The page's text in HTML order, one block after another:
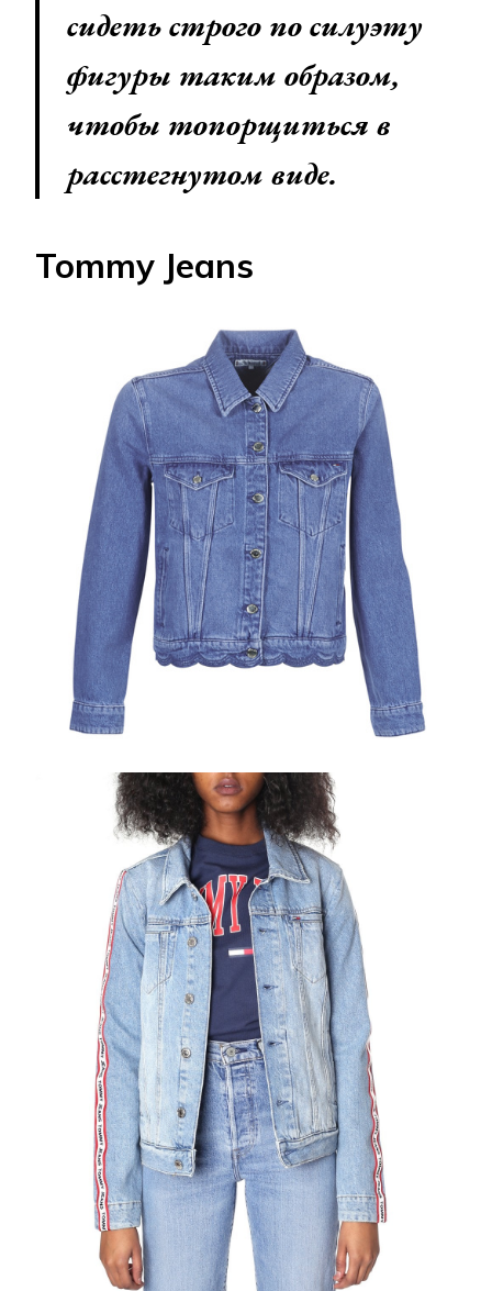
сидеть строго по силуэту
фигуры таким образом,
чтобы топорщиться в
расстегнутом виде.
Tommy Jeans